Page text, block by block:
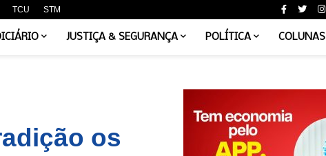
TCU STM
JUSTIÇA & SEGURANÇA POLÍTICA COLUNAS
os